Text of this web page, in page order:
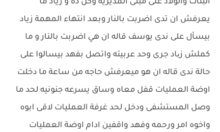
البنات والولاد على مبنى المديرية وكل ده و زياد ما
يعرفش ان تدى اضربت بالنار وبعد انتهاء المهمة زياد
بيسأل على ندى يوسف قاله ان هي اضربت بالنار و ما
كملش زیاد جرى وحد عربيته واتصل بفهد بيسالوا على
حالة ندى قاله ان هو ميعرفش حاجه من ساعة ما دخلت
اوضة العمليات قفل معاه وساق يسرعه جنونيه لحد ما
وصل المستشفى ودخل لحد غرفة العمليات لاقى ابوه
واخوه امر ورحمه وفهد واقفين ادام اوضة العمليات